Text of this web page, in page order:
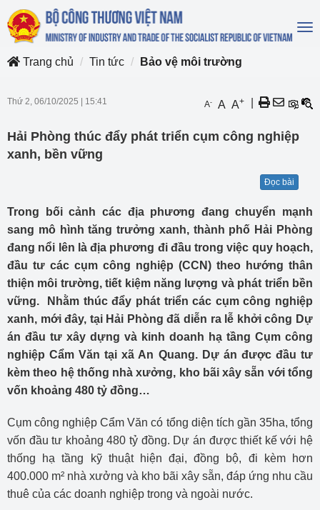
Trang chủ
Tin tức Bảo vệ môi trường
Thứ 2, 06/10/2025 15:41 A- A A+
Hải Phòng thúc đẩy phát triển cụm công nghiệp
xanh, bền vững
Đọc bài
Trong bối cảnh các địa phương đang chuyển mạnh
sang mô hình tăng trưởng xanh, thành phố Hải Phòng
đang nổi lên là địa phương đi đầu trong việc quy hoạch,
đầu tư các cụm công nghiệp (CCN) theo hướng thân
thiện môi trường, tiết kiệm năng lượng và phát triển bền
vững. Nhằm thúc đẩy phát triển các cụm công nghiệp
xanh, mới đây, tại Hải Phòng đã diễn ra lễ khởi công Dự
án đầu tư xây dựng và kinh doanh hạ tầng Cụm công
nghiệp Cẩm Văn tại xã An Quang. Dự án được đầu tư
kèm theo hệ thống nhà xưởng, kho bãi xây sẵn với tổng
vốn khoảng 480 tỷ đồng…
Cụm công nghiệp Cẩm Văn có tổng diện tích gần 35ha, tổng
vốn đầu tư khoảng 480 tỷ đồng. Dự án được thiết kế với hệ
thống hạ tầng kỹ thuật hiện đại, đồng bộ, đi kèm hơn
400.000 m² nhà xưởng và kho bãi xây sẵn, đáp ứng nhu cầu
thuê của các doanh nghiệp trong và ngoài nước.